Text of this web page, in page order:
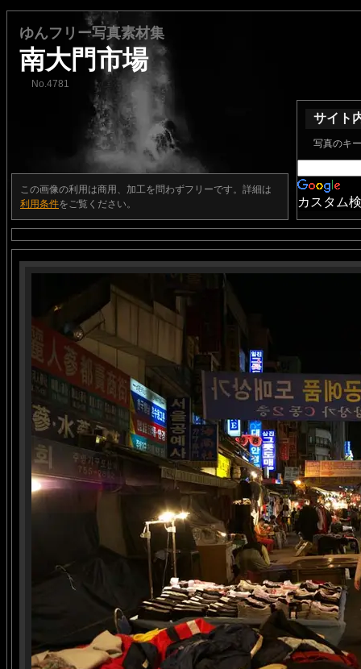
ゆんフリー写真素材集
南大門市場
No.4781
この画像の利用は商用、加工を問わずフリーです。詳細は
利用条件をご覧ください。
サイト
写真のキ
カスタム